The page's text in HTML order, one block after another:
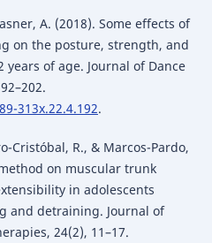
A. (2018). Some effects of
on the posture, strength, and
of age. Journal of Dance
313x.22.4.192.
Cristóbal, R., & Marcos-Pardo,
on muscular trunk
in adolescents
and detraining. Journal of
24(2), 11–17.